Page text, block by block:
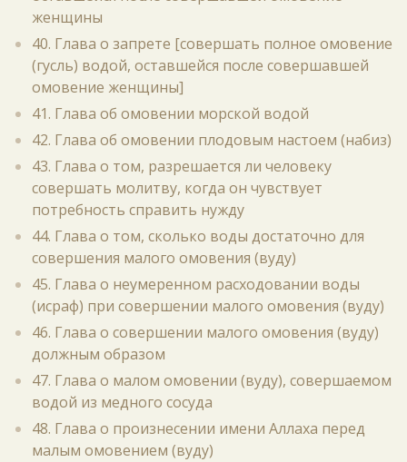
женщины
40. Глава о запрете [совершать полное омовение
(гусль) водой, оставшейся после совершавшей
омовение женщины]
41. Глава об омовении морской водой
42. Глава об омовении плодовым настоем (набиз)
43. Глава о том, разрешается ли человеку
совершать молитву, когда он чувствует
потребность справить нужду
44. Глава о том, сколько воды достаточно для
совершения малого омовения (вуду)
45. Глава о неумеренном расходовании воды
(исраф) при совершении малого омовения (вуду)
46. Глава о совершении малого омовения (вуду)
должным образом
47. Глава о малом омовении (вуду), совершаемом
водой из медного сосуда
48. Глава о произнесении имени Аллаха перед
малым омовением (вуду)